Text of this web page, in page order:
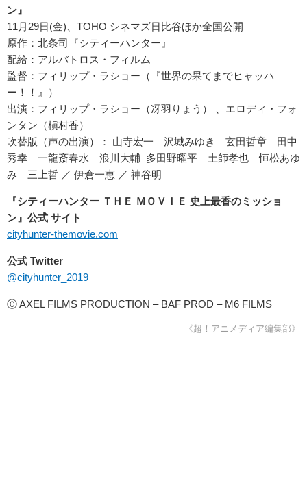
ン』
11月29日(金)、TOHO シネマズ日比谷ほか全国公開
原作：北条司『シティーハンター』
配給：アルバトロス・フィルム
監督：フィリップ・ラショー（『世界の果てまでヒャッハ
ー！！』）
出演：フィリップ・ラショー（冴羽りょう） 、エロディ・フォ
ンタン（槇村香）
吹替版（声の出演）： 山寺宏一 沢城みゆき 玄田哲章 田中
秀幸 一龍斎春水 浪川大輔 多田野曜平 土師孝也 恒松あゆ
み 三上哲 ／ 伊倉一恵 ／ 神谷明
『シティーハンター ＴＨＥ ＭＯＶＩＥ 史上最香のミッショ
ン』公式 サイト
cityhunter-themovie.com
公式 Twitter
@cityhunter_2019
Ⓒ AXEL FILMS PRODUCTION – BAF PROD – M6 FILMS
《超！アニメディア編集部》